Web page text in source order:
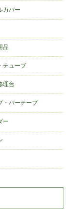
カバー
品
チューブ
理台
・バーテープ
ー